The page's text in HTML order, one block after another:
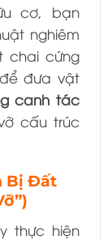
cơ, bạn
nghiêm
chai cứng
đưa vật
canh tác
cấu trúc
Bị Đất
thực hiện